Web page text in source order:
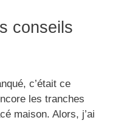
conseils
c’était ce
les tranches
maison. Alors, j’ai